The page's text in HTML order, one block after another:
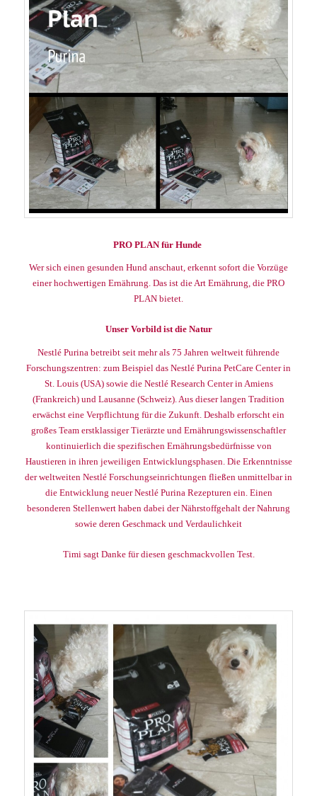
PRO PLAN für Hunde
Wer sich einen gesunden Hund anschaut, erkennt sofort die Vorzüge
einer hochwertigen Ernährung. Das ist die Art Ernährung, die PRO
PLAN bietet.
Unser Vorbild ist die Natur
Nestlé Purina betreibt seit mehr als 75 Jahren weltweit führende
Forschungszentren: zum Beispiel das Nestlé Purina PetCare Center in
St. Louis (USA) sowie die Nestlé Research Center in Amiens
(Frankreich) und Lausanne (Schweiz). Aus dieser langen Tradition
erwächst eine Verpflichtung für die Zukunft. Deshalb erforscht ein
großes Team erstklassiger Tierärzte und Ernährungswissenschaftler
kontinuierlich die spezifischen Ernährungsbedürfnisse von
Haustieren in ihren jeweiligen Entwicklungsphasen. Die Erkenntnisse
der weltweiten Nestlé Forschungseinrichtungen fließen unmittelbar in
die Entwicklung neuer Nestlé Purina Rezepturen ein. Einen
besonderen Stellenwert haben dabei der Nährstoffgehalt der Nahrung
sowie deren Geschmack und Verdaulichkeit
Timi sagt Danke für diesen geschmackvollen Test.